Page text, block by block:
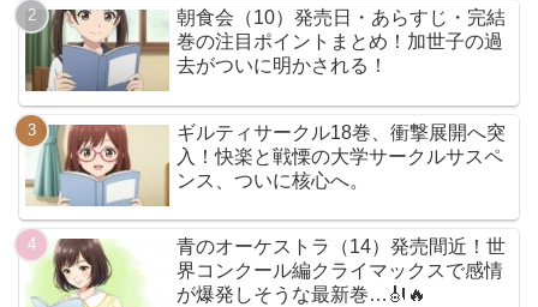
朝食会（10）発売日・あらすじ・完結
巻の注目ポイントまとめ！加世子の過
去がついに明かされる！
ギルティサークル18巻、衝撃展開へ突
入！快楽と戦慄の大学サークルサスペ
ンス、ついに核心へ。
青のオーケストラ（14）発売間近！世
界コンクール編クライマックスで感情
が爆発しそうな最新巻…🎻🔥